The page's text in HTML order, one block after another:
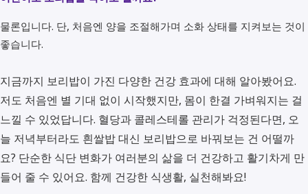
물론입니다. 단, 처음엔 양을 조절해가며 소화 상태를 지켜보는 것이
좋습니다.
지금까지 보리밥이 가진 다양한 건강 효과에 대해 알아봤어요.
저도 처음엔 별 기대 없이 시작했지만, 몸이 한결 가벼워지는 걸
느낄 수 있었답니다. 혈당과 콜레스테롤 관리가 걱정된다면, 오
늘 저녁부터라도 흰쌀밥 대신 보리밥으로 바꿔보는 건 어떨까
요? 단순한 식단 변화가 여러분의 삶을 더 건강하고 활기차게 만
들어 줄 수 있어요. 함께 건강한 식생활, 실천해봐요!